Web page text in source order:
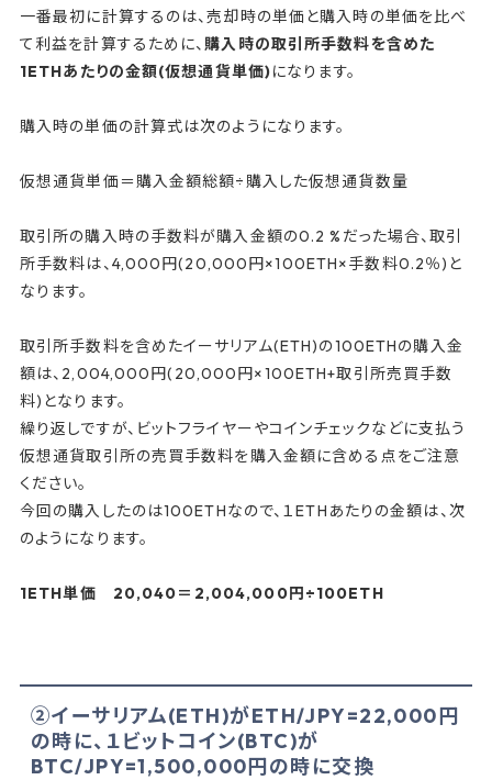
一番最初に計算するのは、売却時の単価と購入時の単価を比べ
て利益を計算するために、購入時の取引所手数料を含めた
1ETHあたりの金額(仮想通貨単価)になります。
購入時の単価の計算式は次のようになります。
仮想通貨単価＝購入金額総額÷購入した仮想通貨数量
取引所の購入時の手数料が購入金額の0.2 %だった場合、取引
所手数料は、4,000円(20,000円×100ETH×手数料0.2％)と
なります。
取引所手数料を含めたイーサリアム(ETH)の100ETHの購入金
額は、2,004,000円(20,000円×100ETH+取引所売買手数
料)となります。
繰り返しですが、ビットフライヤーやコインチェックなどに支払う
仮想通貨取引所の売買手数料を購入金額に含める点をご注意
ください。
今回の購入したのは100ETHなので、１ETHあたりの金額は、次
のようになります。
1ETH単価 20,040＝2,004,000円÷100ETH
②イーサリアム(ETH)がETH/JPY=22,000円
の時に、１ビットコイン(BTC)が
BTC/JPY=1,500,000円の時に交換